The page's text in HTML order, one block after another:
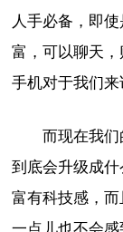
人手必备，即
富，可以聊天
手机对于我们来
而现在我
到底会升级成
富有科技感，而